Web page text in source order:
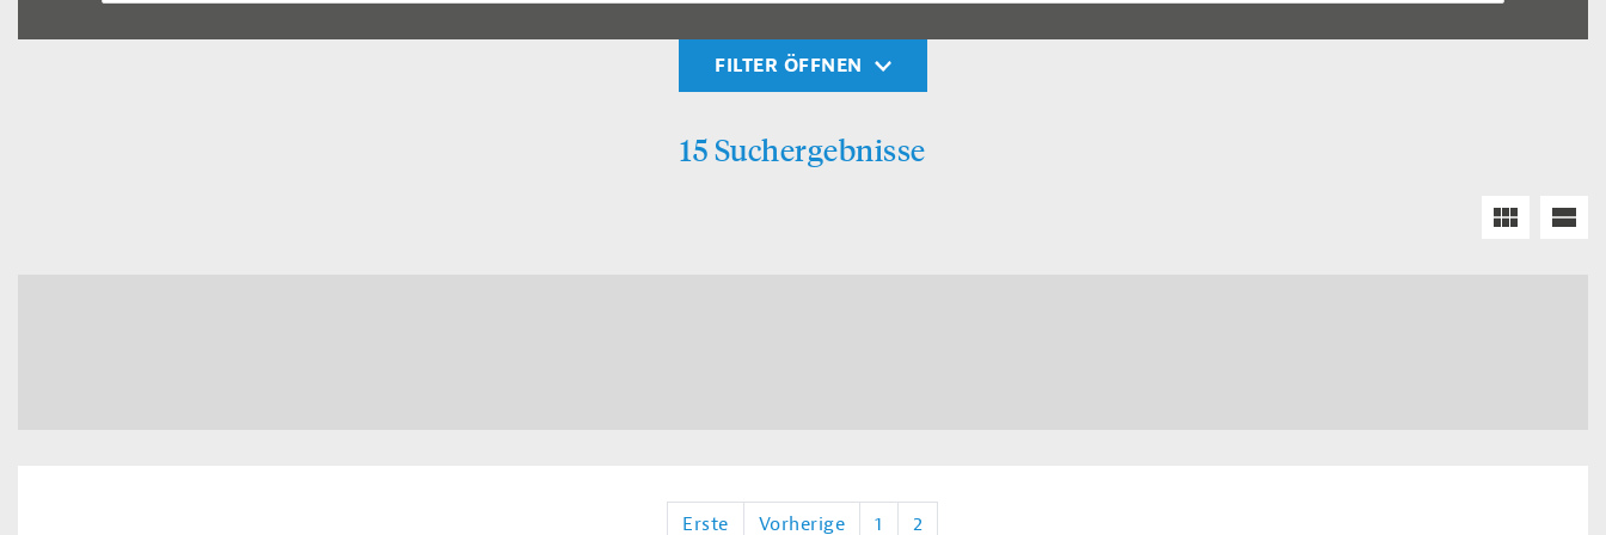
FILTER ÖFFNEN
15 Suchergebnisse
Erste Vorherige 1 2